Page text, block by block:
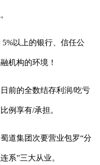
以上的银行、信任公
机构的环境！
前的全数结存利润/吃亏
例享有/承担。
集团次要营业包罗“分
系”三大从业。